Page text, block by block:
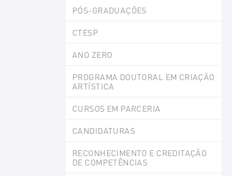
PÓS-GRADUAÇÕES
CTESP
ANO ZERO
PROGRAMA DOUTORAL EM CRIAÇÃO
ARTÍSTICA
CURSOS EM PARCERIA
CANDIDATURAS
RECONHECIMENTO E CREDITAÇÃO
DE COMPETÊNCIAS